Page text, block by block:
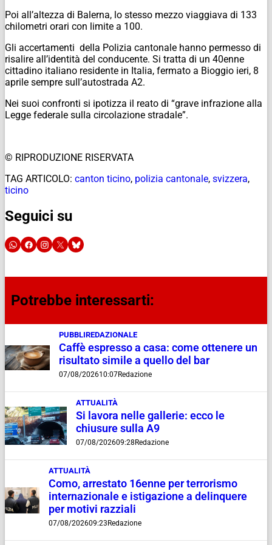
Poi all’altezza di Balerna, lo stesso mezzo viaggiava di 133
chilometri orari con limite a 100.
Gli accertamenti della Polizia cantonale hanno permesso di
risalire all’identità del conducente. Si tratta di un 40enne
cittadino italiano residente in Italia, fermato a Bioggio ieri, 8
aprile sempre sull’autostrada A2.
Nei suoi confronti si ipotizza il reato di “grave infrazione alla
Legge federale sulla circolazione stradale”.
© RIPRODUZIONE RISERVATA
TAG ARTICOLO: canton ticino, polizia cantonale, svizzera,
ticino
Seguici su
Potrebbe interessarti:
PUBBLIREDAZIONALE
Caffè espresso a casa: come ottenere un
risultato simile a quello del bar
07/08/202610:07Redazione
ATTUALITÀ
Si lavora nelle gallerie: ecco le
chiusure sulla A9
07/08/202609:28 Redazione
ATTUALITÀ
Como, arrestato 16enne per terrorismo
internazionale e istigazione a delinquere
per motivi razziali
07/08/202609:23 Redazione